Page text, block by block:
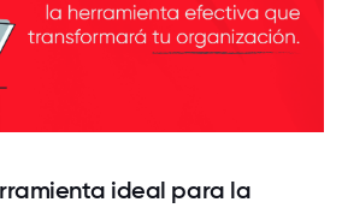
ideal para la